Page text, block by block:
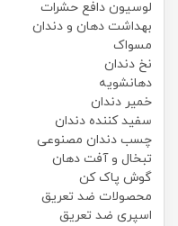
لوسیون دافع حشرات
بهداشت دهان و دندان
مسواک
نخ دندان
دهانشویه
خمیر دندان
سفید کننده دندان
چسب دندان مصنوعی
تبخال و آفت دهان
گوش پاک کن
محصولات ضد تعریق
اسپری ضد تعریق